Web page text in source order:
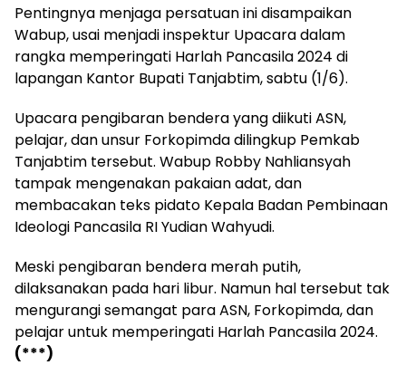
Pentingnya menjaga persatuan ini disampaikan
Wabup, usai menjadi inspektur Upacara dalam
rangka memperingati Harlah Pancasila 2024 di
lapangan Kantor Bupati Tanjabtim, sabtu (1/6).
Upacara pengibaran bendera yang diikuti ASN,
pelajar, dan unsur Forkopimda dilingkup Pemkab
Tanjabtim tersebut. Wabup Robby Nahliansyah
tampak mengenakan pakaian adat, dan
membacakan teks pidato Kepala Badan Pembinaan
Ideologi Pancasila RI Yudian Wahyudi.
Meski pengibaran bendera merah putih,
dilaksanakan pada hari libur. Namun hal tersebut tak
mengurangi semangat para ASN, Forkopimda, dan
pelajar untuk memperingati Harlah Pancasila 2024.
(***)